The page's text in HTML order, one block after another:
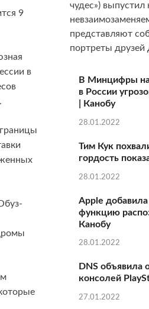
9
в
чудес»)
представляют
портреты
В Минцифры
в России
| Канобу
28.01.2022
Тим Кук
гордость
28.01.2022
Apple
функцию
Канобу
28.01.2022
DNS объявила
консолей
27.01.2022